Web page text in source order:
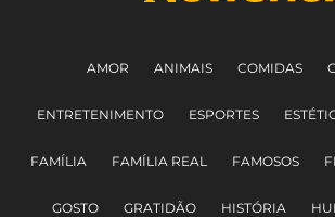
AMOR ANIMAIS COMIDAS
ENTRETENIMENTO ESPORTES
FAMÍLIA FAMÍLIA REAL FAMOSOS
GOSTO GRATIDÃO HISTÓRIA